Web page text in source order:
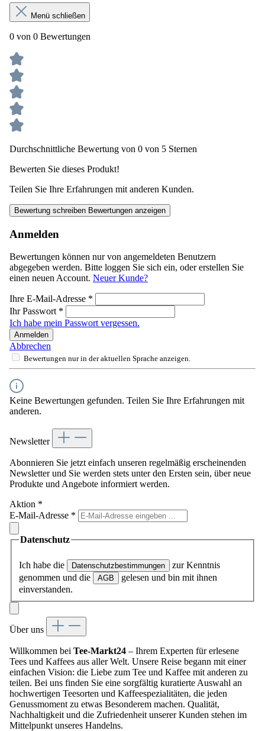
Menü schließen
0 von 0 Bewertungen
Durchschnittliche Bewertung von 0 von 5 Sternen
Bewerten Sie dieses Produkt!
Teilen Sie Ihre Erfahrungen mit anderen Kunden.
Bewertung schreiben Bewertungen anzeigen
Anmelden
Bewertungen können nur von angemeldeten Benutzern
abgegeben werden. Bitte loggen Sie sich ein, oder erstellen Sie
einen neuen Account. Neuer Kunde?
Ihre E-Mail-Adresse *
Ihr Passwort *
Ich habe mein Passwort vergessen.
Anmelden
Abbrechen
Bewertungen nur in der aktuellen Sprache anzeigen.
Keine Bewertungen gefunden. Teilen Sie Ihre Erfahrungen mit
anderen.
Newsletter
Abonnieren Sie jetzt einfach unseren regelmäßig erscheinenden
Newsletter und Sie werden stets unter den Ersten sein, über neue
Produkte und Angebote informiert werden.
Aktion *
E-Mail-Adresse *
Datenschutz
Ich habe die Datenschutzbestimmungen
zur Kenntnis
genommen und die
AGB
gelesen und bin mit ihnen
einverstanden.
Über uns
Willkommen bei Tee-Markt24 – Ihrem Experten für erlesene
Tees und Kaffees aus aller Welt. Unsere Reise begann mit einer
einfachen Vision: die Liebe zum Tee und Kaffee mit anderen zu
teilen. Bei uns finden Sie eine sorgfältig kuratierte Auswahl an
hochwertigen Teesorten und Kaffeespezialitäten, die jeden
Genussmoment zu etwas Besonderem machen. Qualität,
Nachhaltigkeit und die Zufriedenheit unserer Kunden stehen im
Mittelpunkt unseres Handelns.